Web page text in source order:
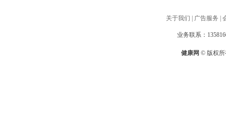
关于我们 | 广告服务 |
业务联系：
健康网 © 版权所